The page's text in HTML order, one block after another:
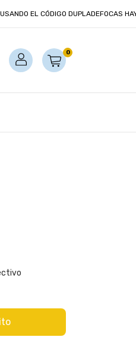
EL CÓDIGO DUPLADEFOCAS HAY
0